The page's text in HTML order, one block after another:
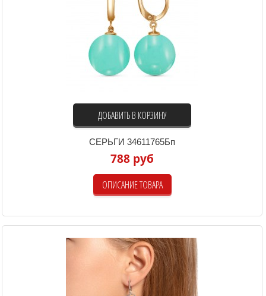
ДОБАВИТЬ В КОРЗИНУ
СЕРЬГИ 34611765Бп
788 руб
ОПИСАНИЕ ТОВАРА